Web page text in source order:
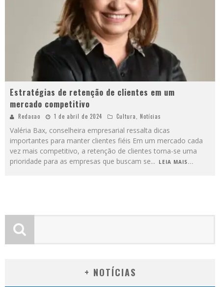
Estratégias de retenção de clientes em um
mercado competitivo
Redacao 1 de abril de 2024 Cultura, Notícias
Valéria Bax, conselheira empresarial ressalta dicas
importantes para manter clientes fiéis Em um mercado cada
vez mais competitivo, a retenção de clientes torna-se uma
prioridade para as empresas que buscam se... LEIA MAIS...
+ NOTÍCIAS